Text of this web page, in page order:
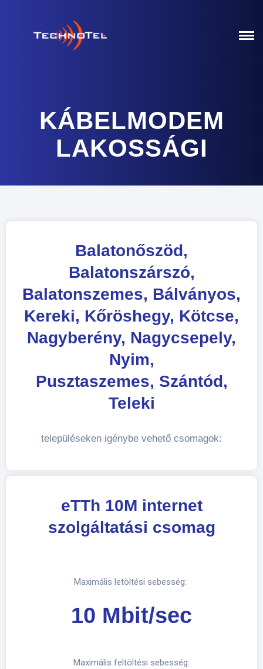
KÁBELMODEM
LAKOSSÁGI
Balatonőszöd,
Balatonszárszó,
Balatonszemes, Bálványos,
Kereki, Kőröshegy, Kötcse,
Nagyberény, Nagycsepely,
Nyim,
Pusztaszemes, Szántód,
Teleki
településeken igénybe vehető csomagok:
eTTh 10M internet
szolgáltatási csomag
Maximális letöltési sebesség:
10 Mbit/sec
Maximális feltöltési sebesség: